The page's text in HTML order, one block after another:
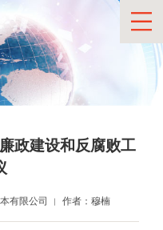
政建设和反腐败工
有限公司 作者：穆楠